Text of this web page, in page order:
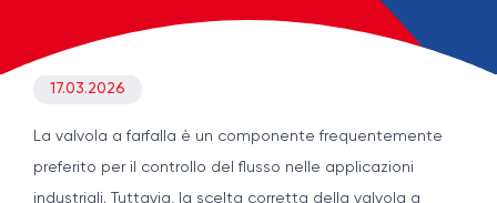
17.03.2026
La valvola a farfalla è un componente frequentemente
preferito per il controllo del flusso nelle applicazioni
industriali. Tuttavia, la scelta corretta della valvola a